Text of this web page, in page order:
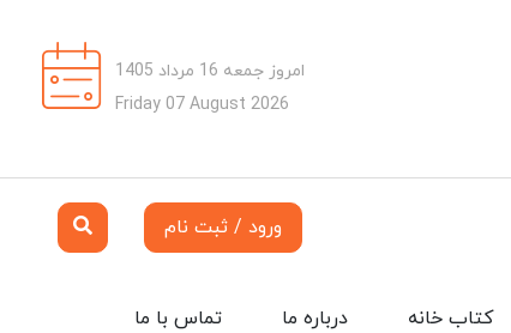
امروز جمعه 16 مرداد 1405
Friday 07 August 2026
ورود / ثبت نام
تماس با ما درباره ما کتاب خانه